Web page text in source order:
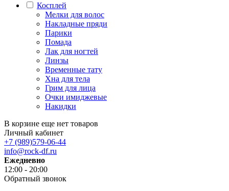
Косплей
Мелки для волос
Накладные пряди
Парики
Помада
Лак для ногтей
Линзы
Временные тату
Хна для тела
Грим для лица
Очки имиджевые
Накидки
В корзине еще нет товаров
Личный кабинет
+7 (989)579-06-44
info@rock-df.ru
Ежедневно
12:00 - 20:00
Обратный звонок